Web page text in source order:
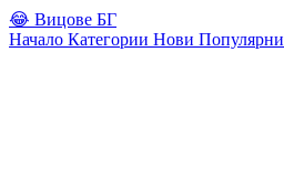
😂 Вицове БГ
Начало Категории Нови Популярни